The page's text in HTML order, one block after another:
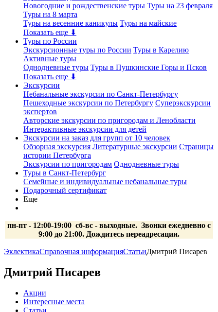
Новогодние и рождественские туры Туры на 23 февраля
Туры на 8 марта
Туры на весенние каникулы Туры на майские
Показать еще ⬇
Туры по России
Экскурсионные туры по России Туры в Карелию
Активные туры
Однодневные туры Туры в Пушкинские Горы и Псков
Показать еще ⬇
Экскурсии
Небанальные экскурсии по Санкт-Петербургу
Пешеходные экскурсии по Петербургу Суперэкскурсии
экспертов
Авторские экскурсии по пригородам и Ленобласти
Интерактивные экскурсии для детей
Экскурсии на заказ для групп от 10 человек
Обзорная экскурсия Литературные экскурсии Страницы
истории Петербурга
Экскурсии по пригородам Однодневные туры
Туры в Санкт-Петербург
Семейные и индивидуальные небанальные туры
Подарочный сертификат
Еще
пн-пт - 12:00-19:00 сб-вс - выходные. Звонки ежедневно с
9:00 до 21:00. Дождитесь переадресации.
ЭклектикаСправочная информацияСтатьиДмитрий Писарев
Дмитрий Писарев
Акции
Интересные места
Статьи